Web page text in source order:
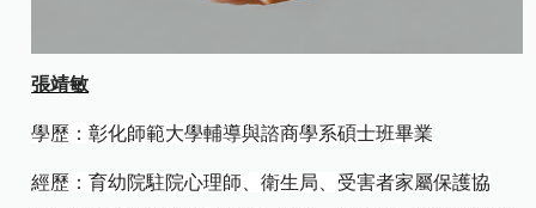
張靖敏
學歷：彰化師範大學輔導與諮商學系碩士班畢業
經歷：育幼院駐院心理師、衛生局、受害者家屬保護協